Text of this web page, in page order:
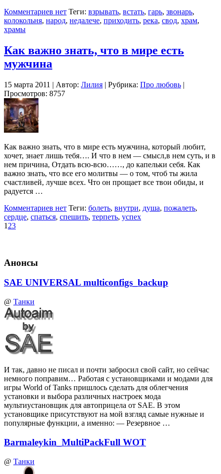
Комментариев нет Теги: взрывать, встать, гарь, звонарь,
колокольня, народ, недалече, приходить, река, свод, храм,
храмы
Как важно знать, что в мире есть
мужчина
15 марта 2011 | Автор: Лилия | Рубрика: Про любовь |
Просмотров: 8757
Как важно знать, что в мире есть мужчина, который любит,
хочет, знает лишь тебя…. И что в нем — смысл,в нем суть, и в
нем причина, Отдать всю-всю……, до капельки себя. Как
важно знать, что все его молитвы — о том, чтоб ты жила
счастливей, лучше всех. Что он прощает все твои обиды, и
радуется …
Комментариев нет Теги: болеть, внутри, душа, пожалеть,
сердце, спаться, спешить, терпеть, успех
1 23
Анонсы
SAE UNIVERSAL multiconfigs_backup
@ Танки
И так, давно не писал и почти забросил свой сайт, но сейчас
немного поправим… Работая с установщиками и модами для
игры World of Tanks пришлось сделать для облегчения
установки и выбора различных настроек мода
мультиустановщик для автоприцела от SAE. В этом
установщике присутствуют на мой взгляд самые нужные и
популярные функции, а именно: — Резервное …
Barmaleykin_MultiPackFull WOT
@ Танки